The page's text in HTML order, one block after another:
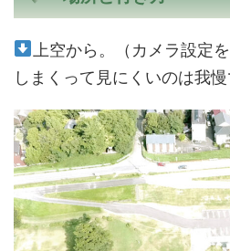
上空から。（カメラ設定
しまくって見にくいのは我